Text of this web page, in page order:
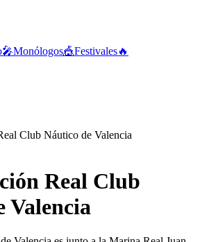
🎤Monólogos🎪Festivales🔥
Club Náutico de Valencia
Real Club
Valencia